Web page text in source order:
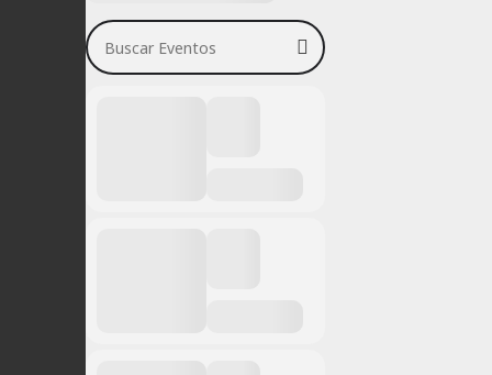
Buscar Eventos